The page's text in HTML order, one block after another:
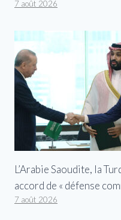
7 août 2026
L’Arabie Saoudite, la
accord de « défense
7 août 2026